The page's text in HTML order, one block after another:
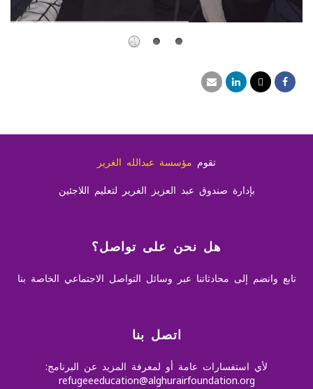
تقوم مؤسسة عبدالله الغرير
بإدارة صندوق عبد العزيز الغرير لتعليم اللاجئين
هل نحن على تواصل؟
تابع وانضم إلى محادثاتنا عبر وسائل التواصل الاجتماعي الخاصة بنا
اتصل بنا
لأي استفسارات عامة أو لمعرفة المزيد عن البرنامج:
refugeeeducation@alghurairfoundation.org